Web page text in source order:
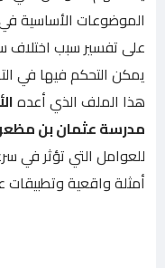
الموضوعات الأساسية
على تفسير سبب اختلاف
يمكن التحكم فيها في
هذا الملف الذي أعده
مدرسة عثمان بن
للعوامل التي تؤثر في
أمثلة واقعية